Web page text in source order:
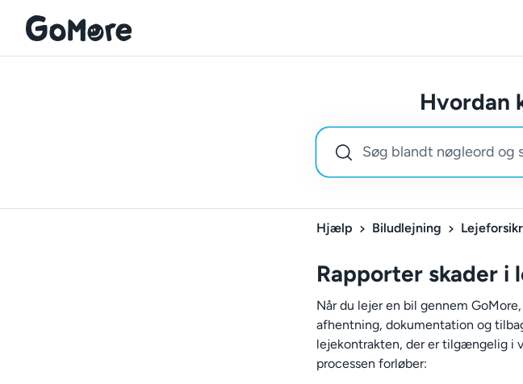
Hvordan
Hjælp Biludlejning
Rapporter skader i
Når du lejer en bil gennem
afhentning, dokumentation og
lejekontrakten, der er tilgængelig i
processen forløber: